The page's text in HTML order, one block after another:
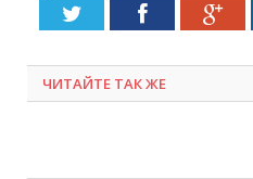
TwitterFacebook
ЧИТАЙТЕ ТАК ЖЕ